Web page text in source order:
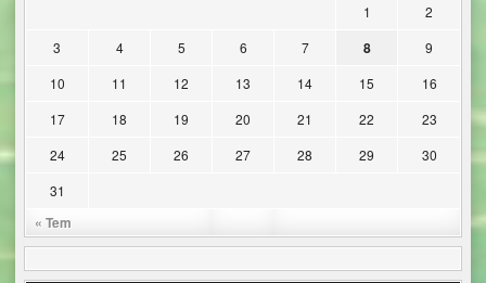
« Tem
1
2
3
4 5 6 7 8
9
10
11 12 13 14 15
16
17
18 19 20 21 22
23
24
25 26 27 28 29
30
31